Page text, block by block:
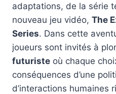
adaptations, de la série
nouveau jeu vidéo, The
Series. Dans cette
joueurs sont invités à
futuriste où chaque
conséquences d’une
d’interactions humaines